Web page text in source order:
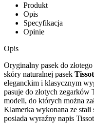
Produkt
Opis
Specyfikacja
Opinie
Opis
Oryginalny pasek do
skóry naturalnej pasek
eleganckim i klasycznym
pasuje do złotych
modeli, do których można
Klamerka wykonana ze stali
posiada wyraźny napis